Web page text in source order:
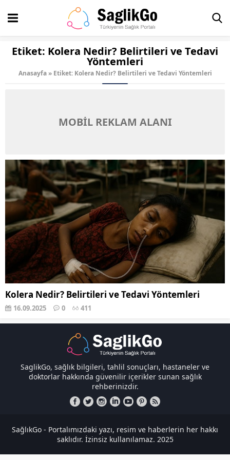
Etiket: Kolera Nedir? Belirtileri ve Tedavi
Yöntemleri
Anasayfa » Etiket: Kolera Nedir? Belirtileri ve Tedavi Yöntemleri
MOBİL REKLAM ALANI
Kolera Nedir? Belirtileri ve Tedavi Yöntemleri
16.09.2025 0 411
SaglikGo, sağlık bilgileri, tahlil sonuçları, hastaneler ve
doktorlar hakkında güvenilir içerikler sunan sağlık
rehberinizdir.
SağlıkGo - Portalımızdaki yazı, resim ve haberlerin her hakkı
saklıdır. İzinsiz kullanılamaz. 2025